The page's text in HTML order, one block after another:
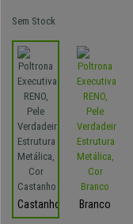
Sem Stock
Castanho Branco